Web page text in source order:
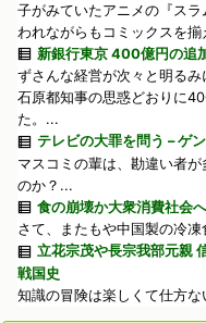
子がみていたアニメの『ス
われながらもコミックスを
新銀行東京 400億円の追
ずさんな経営が次々と明る
石原都知事の思惑どおりに
た。...
テレビの大罪を問う – ゲ
マスコミの輩は、勘違い者
のか？...
食の崩壊か大衆消費社会
さて、またもや中国製の冷
立花宗茂や長宗我部元親
戦国史
知識の冒険は楽しくて仕方な